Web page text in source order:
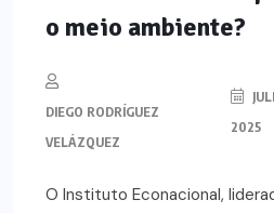
o meio ambiente?
DIEGO RODRÍGUEZ
VELÁZQUEZ
2025
O Instituto Econacional,